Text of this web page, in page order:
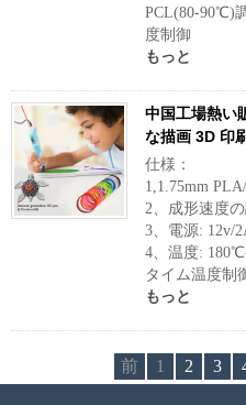
PCL(80-90℃)
度制御
もっと
中国工場熱い
な描画 3D 印
仕様：
1,1.75mm
2、成形速度
3、電源: 12v/
4、温度:
タイム温度制
もっと
前 1 2 3